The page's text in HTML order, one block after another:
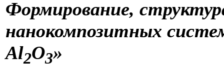
Формирование,
нанокомпозитных
Al2O3»